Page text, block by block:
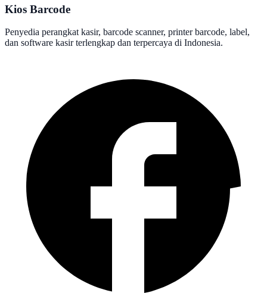
Kios Barcode
Penyedia perangkat kasir, barcode scanner, printer barcode, label,
dan software kasir terlengkap dan terpercaya di Indonesia.